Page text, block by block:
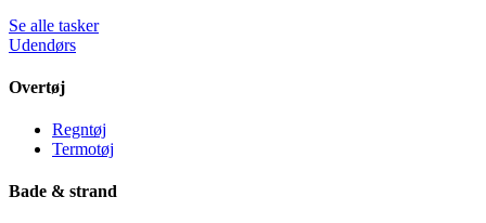
Se alle tasker
Udendørs
Overtøj
Regntøj
Termotøj
Bade & strand